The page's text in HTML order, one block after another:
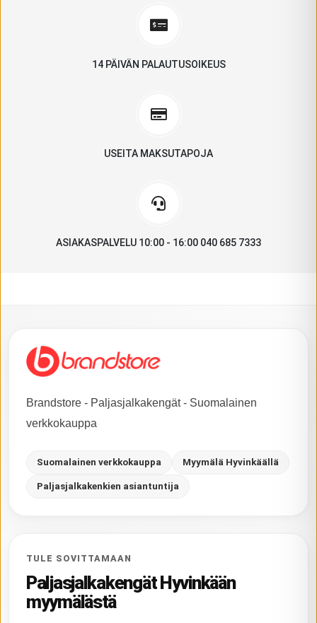
14 PÄIVÄN PALAUTUSOIKEUS
USEITA MAKSUTAPOJA
ASIAKASPALVELU 10:00 - 16:00 040 685 7333
Brandstore - Paljasjalkakengät - Suomalainen
verkkokauppa
Suomalainen verkkokauppa Myymälä Hyvinkäällä
Paljasjalkakenkien asiantuntija
TULE SOVITTAMAAN
Paljasjalkakengät Hyvinkään
myymälästä